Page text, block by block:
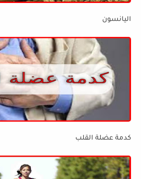
اليانسون
كدمة عضلة القلب